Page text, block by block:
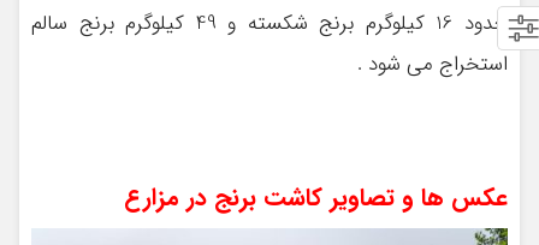
حدود 16 کیلوگرم برنج شکسته و 49 کیلوگرم برنج سالم
استخراج می شود .
عکس ها و تصاویر کاشت برنج در مزارع